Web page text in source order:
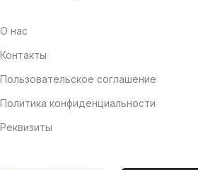
О нас
Контакты
Пользовательское соглашение
Политика конфиденциальности
Реквизиты